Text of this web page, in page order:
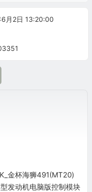
月2日 13:20:00
金杯海狮491(MT20)
发动机电脑版控制模块